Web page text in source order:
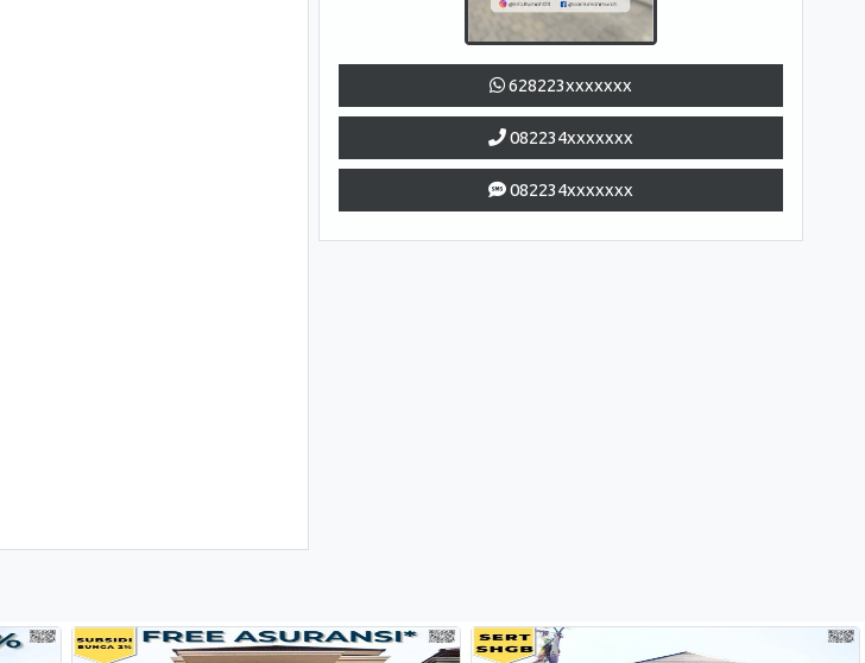
628223xxxxxxx
082234xxxxxxx
082234xxxxxxx